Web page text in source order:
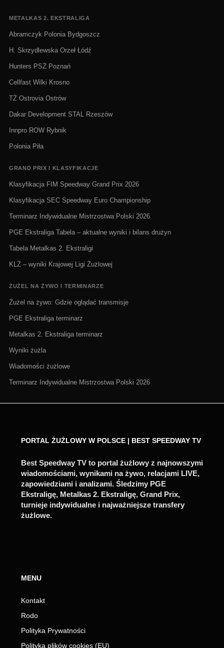
METALKAS 2. EKSTRALIGA
Abramczyk Polonia Bydgoszcz
H. Skrzydlewska Orzeł Łódź
Hunters PSŻ Poznań
Cellfast Wilki Krosno
TŻ Ostrovia Ostrów
Dakar Development STAL Rzeszów
Innpro ROW Rybnik
Polonia Piła
GRAND PRIX I KLASYFIKACJE
Klasyfikacja FIM Speedway Grand Prix 2026
Klasyfikacja SEC Speedway Euro Championship
Terminarz Indywidualne Mistrzostwa Polski 2026
PGE Ekstraliga Tabela – aktualne wyniki i bilans drużyn
Tabela Metalkas 2. Ekstraligi
KLŻ – wyniki Krajowej Ligi Żużlowej
ŻUŻEL NA ŻYWO I TERMINARZE
Żużel na żywo: Gdzie oglądać transmisje
PGE Ekstraliga terminarz
Metalkas 2. Ekstraliga terminarz
Wyniki żużla
Wiadomości żużlowe
Terminarz Indywidualne Mistrzostwa Polski 2026
PORTAL ŻUŻLOWY W POLSCE | BEST SPEEDWAY TV
Best Speedway TV to portal żużlowy z najnowszymi
wiadomościami, wynikami na żywo, relacjami LIVE,
zapowiedziami i analizami. Śledzimy PGE
Ekstraligę, Metalkas 2. Ekstraligę, Grand Prix,
turnieje indywidualne i najważniejsze transfery
żużlowe.
MENU
Kontakt
Rodo
Polityka Prywatności
Polityka plików cookies (EU)